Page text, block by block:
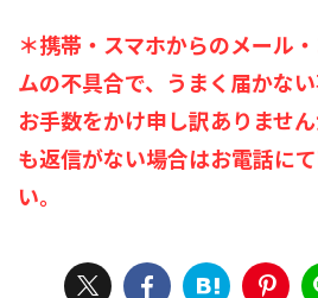
＊携帯・スマホからのメール
ムの不具合で、うまく届かない
お手数をかけ申し訳ありませ
も返信がない場合はお電話に
い。